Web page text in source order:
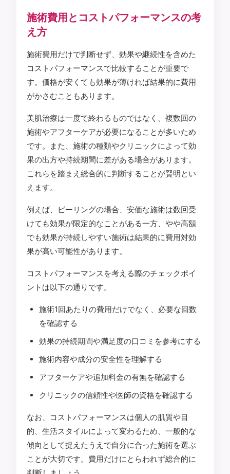
施術費用とコストパフォーマンスの考
え方
施術費用だけで判断せず、効果や継続性を含めた
コストパフォーマンスで比較することが重要で
す。価格が安くても効果が薄ければ結果的に費用
がかさむこともあります。
美肌治療は一度で終わるものではなく、複数回の
施術やアフターケアが必要になることが多いため
です。また、施術の種類やクリニックによって効
果の出方や持続期間に差がある場合があります。
これらを踏まえ総合的に判断することが賢明とい
えます。
例えば、ピーリングの場合、安価な施術は数回受
けても効果が限定的なことがある一方、やや高額
でも効果が持続しやすい施術は結果的に費用対効
果が高い可能性があります。
コストパフォーマンスを考える際のチェックポイ
ントは以下の通りです。
施術1回あたりの費用だけでなく、必要な回数
を確認する
効果の持続期間や満足度の口コミを参考にする
施術内容や成分の安全性を理解する
アフターケアや追加料金の有無を確認する
クリニックの信頼性や医師の資格を確認する
なお、コストパフォーマンスは個人の肌質や目
的、生活スタイルによって変わるため、一般的な
傾向として捉えたうえで自分に合った施術を選ぶ
ことが大切です。費用だけにとらわれず総合的に